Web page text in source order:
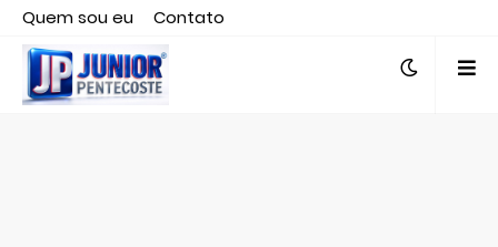
Quem sou eu
Contato
Editor responsável, jornalista Clovis Almeida.